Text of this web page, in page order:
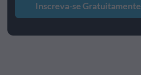
Inscreva-se Gratuitamente